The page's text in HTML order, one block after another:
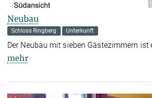
Neubau
Schloss Ringberg Unterkunft
Der Neubau mit sieben Gästezimmern ist
mehr